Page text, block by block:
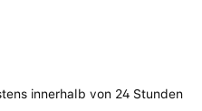
innerhalb von 24 Stunden